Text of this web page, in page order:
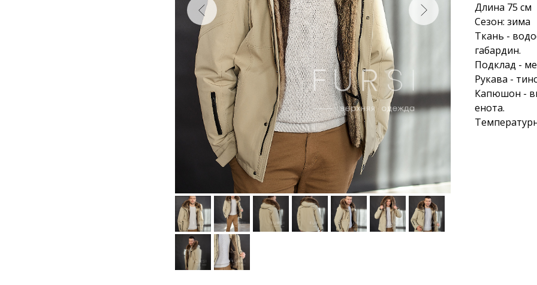
Длина 75 см
Сезон: зима
Ткань -
габардин.
Подклад -
Рукава -
Капюшон -
енота.